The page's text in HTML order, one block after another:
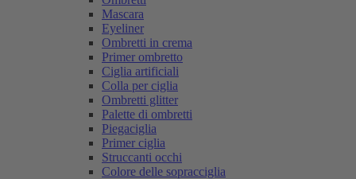
Mascara
Eyeliner
Ombretti in crema
Primer ombretto
Ciglia artificiali
Colla per ciglia
Ombretti glitter
Palette di ombretti
Piegaciglia
Primer ciglia
Struccanti occhi
Colore delle sopracciglia